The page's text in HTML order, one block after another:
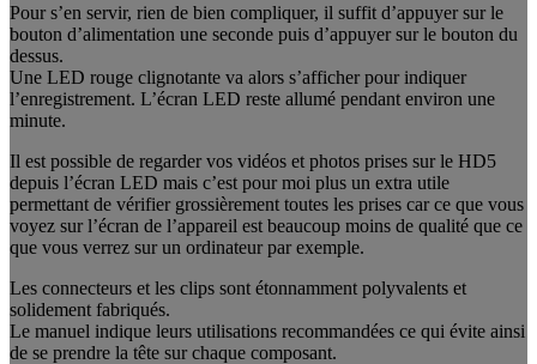
Pour s’en servir, rien de bien compliquer, il suffit d’appuyer sur le
bouton d’alimentation une seconde puis d’appuyer sur le bouton du
dessus.
Une LED rouge clignotante va alors s’afficher pour indiquer
l’enregistrement. L’écran LED reste allumé pendant environ une
minute.
Il est possible de regarder vos vidéos et photos prises sur le HD5
depuis l’écran LED mais c’est pour moi plus un extra utile
permettant de vérifier grossièrement toutes les prises car ce que vous
voyez sur l’écran de l’appareil est beaucoup moins de qualité que ce
que vous verrez sur un ordinateur par exemple.
Les connecteurs et les clips sont étonnamment polyvalents et
solidement fabriqués.
Le manuel indique leurs utilisations recommandées ce qui évite ainsi
de se prendre la tête sur chaque composant.